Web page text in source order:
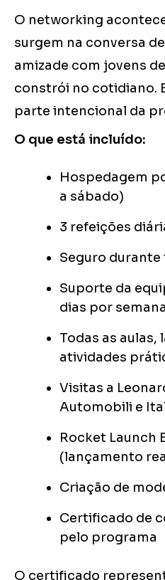
O networking
surgem na conversa
amizade com jovens
constrói no cotidiano.
parte intencional da
O que está incluído:
Hospedagem
a sábado)
3 refeições
Seguro
Suporte da
dias por semana
Todas as
atividades
Visitas a
Automobili e
Rocket Launch
(lançamento
Criação de
Certificado de
pelo programa
O certificado